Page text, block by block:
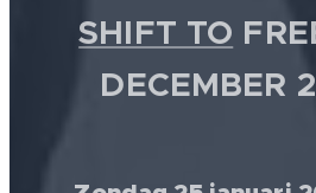
SHIFT TO
DECEMBER